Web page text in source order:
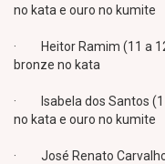
no kata e ouro no kumite
· Heitor Ramim (11 a
bronze no kata
· Isabela dos Santos
no kata e ouro no kumite
· José Renato Carvalho